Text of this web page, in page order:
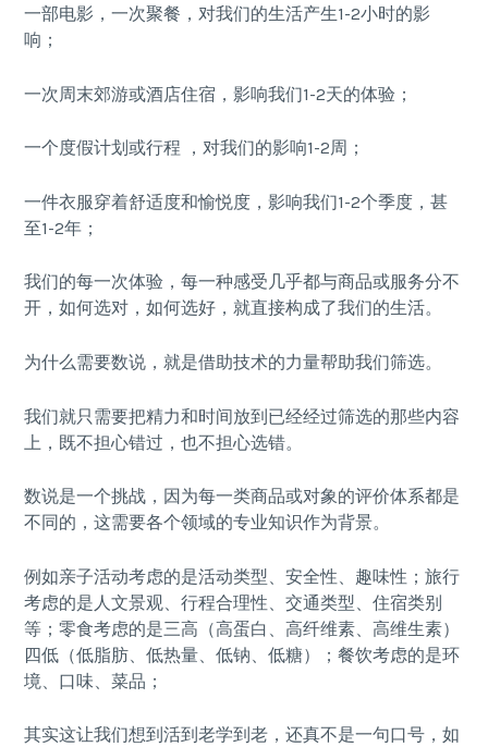
一部电影，一次聚餐，对我们的生活产生1-2小时的影
响；
一次周末郊游或酒店住宿，影响我们1-2天的体验；
一个度假计划或行程 ，对我们的影响1-2周；
一件衣服穿着舒适度和愉悦度，影响我们1-2个季度，甚
至1-2年；
我们的每一次体验，每一种感受几乎都与商品或服务分不
开，如何选对，如何选好，就直接构成了我们的生活。
为什么需要数说，就是借助技术的力量帮助我们筛选。
我们就只需要把精力和时间放到已经经过筛选的那些内容
上，既不担心错过，也不担心选错。
数说是一个挑战，因为每一类商品或对象的评价体系都是
不同的，这需要各个领域的专业知识作为背景。
例如亲子活动考虑的是活动类型、安全性、趣味性；旅行
考虑的是人文景观、行程合理性、交通类型、住宿类别
等；零食考虑的是三高（高蛋白、高纤维素、高维生素）
四低（低脂肪、低热量、低钠、低糖）；餐饮考虑的是环
境、口味、菜品；
其实这让我们想到活到老学到老，还真不是一句口号，如